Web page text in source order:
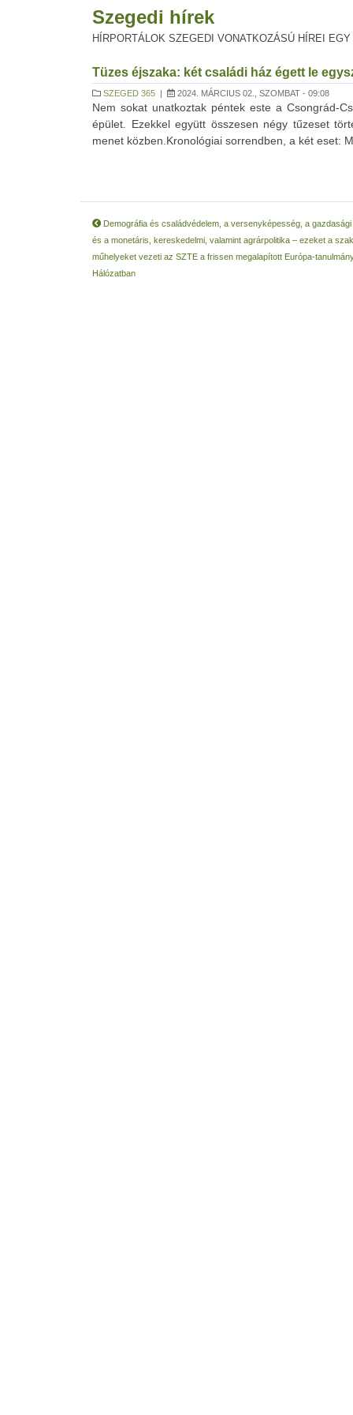
Szegedi hírek
HÍRPORTÁLOK SZEGEDI VONATKOZÁSÚ HÍREI EGY
Tüzes éjszaka: két családi ház égett le
SZEGED 365 | 2024. MÁRCIUS 02., SZOMBAT - 09:08
Nem sokat unatkoztak péntek este a Csongrád-
épület. Ezekkel együtt összesen négy tűzeset
menet közben.Kronológiai sorrendben, a két eset:
Demográfia és családvédelem, a versenyképesség, a
és a monetáris, kereskedelmi, valamint agrárpolitika – ezeket a
műhelyeket vezeti az SZTE a frissen megalapított Európa-
Hálózatban